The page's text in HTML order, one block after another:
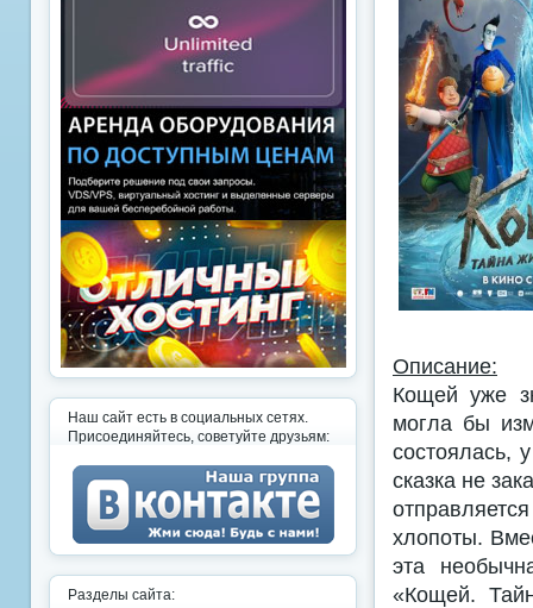
Описание:
Кощей уже
могла бы
состоялась,
сказка не
хлопоты.
эта
«Кощей.
Наш сайт есть в социальных сетях.
Присоединяйтесь, советуйте друзьям:
Разделы сайта: